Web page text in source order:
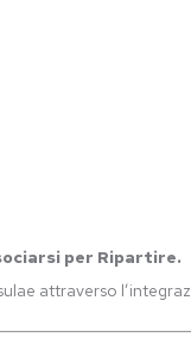
per Ripartire.
attraverso